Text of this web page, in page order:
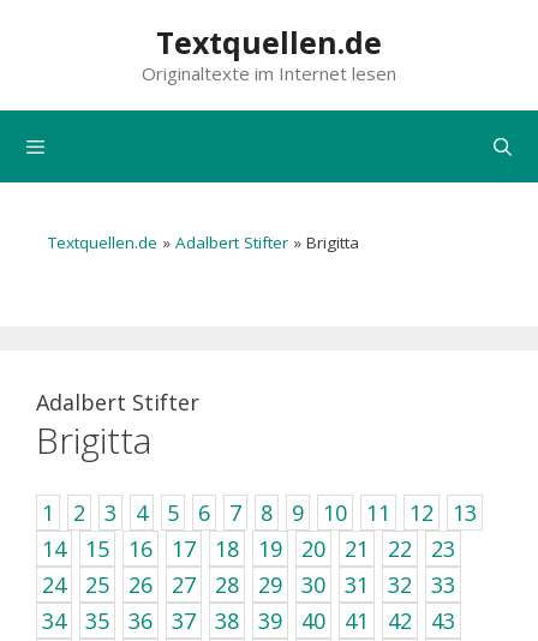
Textquellen.de
Originaltexte im Internet lesen
Textquellen.de » Adalbert Stifter » Brigitta
Adalbert Stifter
Brigitta
1 2 3 4 5 6 7 8 9 10 11 12
13
14
15 16 17 18 19 20 21 22
23
24
25 26 27 28 29 30 31 32
33
34
35 36 37 38 39 40 41 42
43